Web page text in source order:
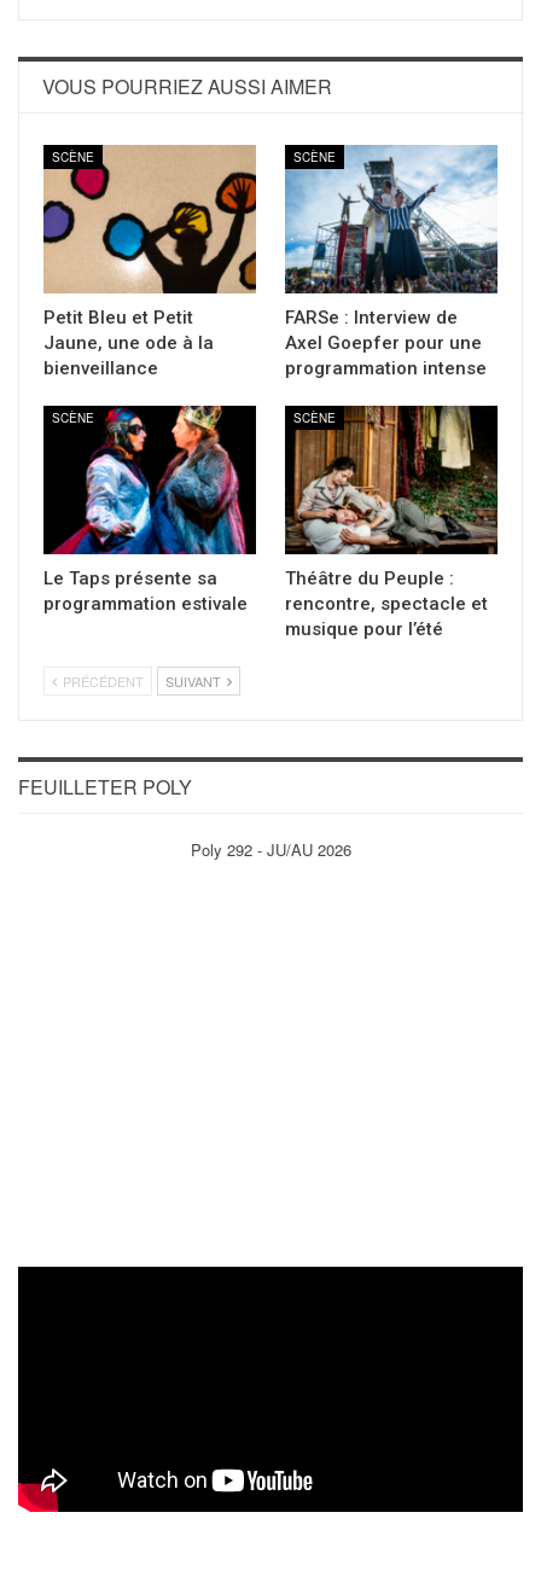
VOUS POURRIEZ AUSSI AIMER
SCÈNE
Petit Bleu et Petit
Jaune, une ode à la
bienveillance
SCÈNE
FARSe : Interview de
Axel Goepfer pour une
programmation intense
SCÈNE
Le Taps présente sa
programmation estivale
SCÈNE
Théâtre du Peuple :
rencontre, spectacle et
musique pour l’été
PRÉCÉDENT SUIVANT
FEUILLETER POLY
Poly 292 - JU/AU 2026